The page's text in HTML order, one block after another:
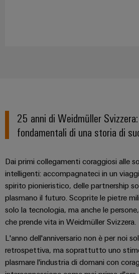
25 anni di Weidmüller
fondamentali di una storia di
Dai primi collegamenti coraggiosi alle
intelligenti: accompagnateci in un
spirito pionieristico, delle partnership
plasmano il futuro. Scoprite le pietre
solo la tecnologia, ma anche le
che prende vita in Weidmüller Svizzera.
L'anno dell'anniversario non è per noi
retrospettiva, ma soprattutto uno
plasmare l'industria di domani con